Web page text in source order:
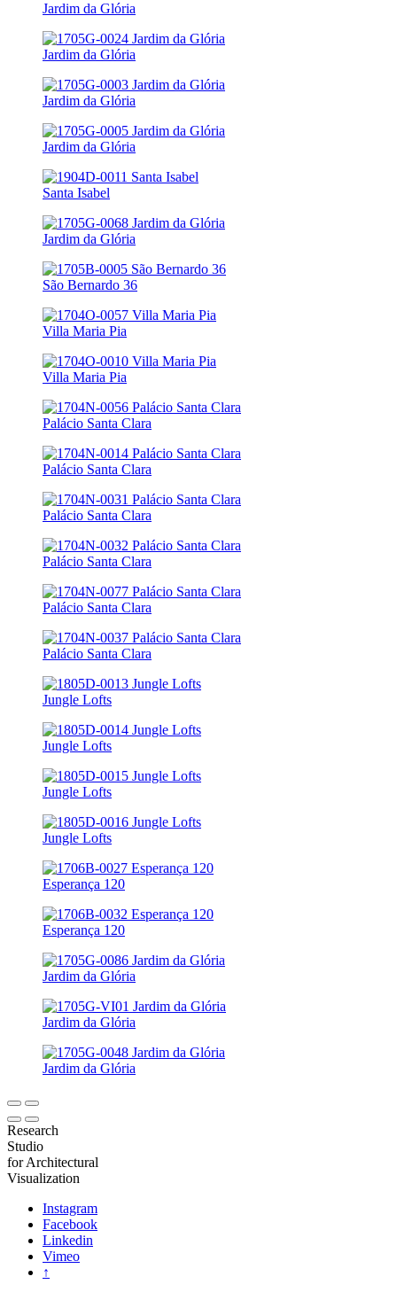
Jardim da Glória
Jardim da Glória
Jardim da Glória
Jardim da Glória
Santa Isabel
Jardim da Glória
São Bernardo 36
Villa Maria Pia
Villa Maria Pia
Palácio Santa Clara
Palácio Santa Clara
Palácio Santa Clara
Palácio Santa Clara
Palácio Santa Clara
Palácio Santa Clara
Jungle Lofts
Jungle Lofts
Jungle Lofts
Jungle Lofts
Esperança 120
Esperança 120
Jardim da Glória
Jardim da Glória
Jardim da Glória
Research
Studio
for Architectural
Visualization
Instagram
Facebook
Linkedin
Vimeo
↑